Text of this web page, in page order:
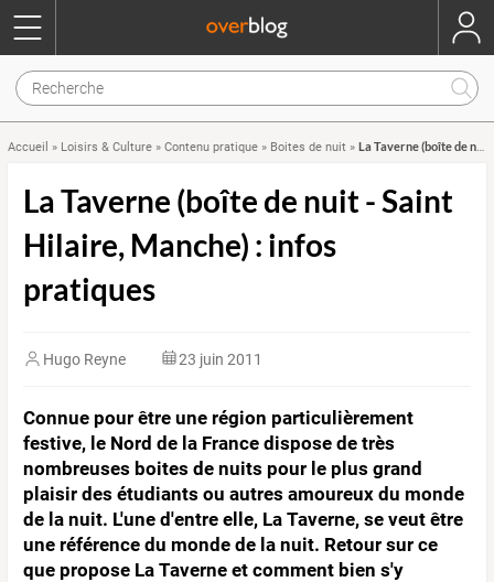
Accueil » Loisirs & Culture » Contenu pratique » Boites de nuit » La Taverne (boîte de nuit - Saint Hilaire, Manche) : infos pratiques
La Taverne (boîte de nuit - Saint
Hilaire, Manche) : infos
pratiques
Hugo Reyne 23 juin 2011
Connue pour être une région particulièrement
festive, le Nord de la France dispose de très
nombreuses boites de nuits pour le plus grand
plaisir des étudiants ou autres amoureux du monde
de la nuit. L'une d'entre elle, La Taverne, se veut être
une référence du monde de la nuit. Retour sur ce
que propose La Taverne et comment bien s'y